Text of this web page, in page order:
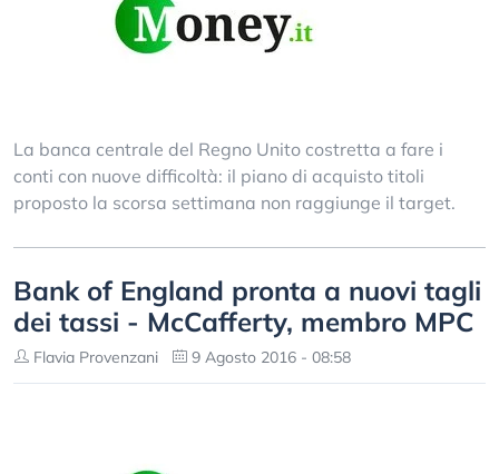
La banca centrale del Regno Unito costretta a fare i
conti con nuove difficoltà: il piano di acquisto titoli
proposto la scorsa settimana non raggiunge il target.
Bank of England pronta a nuovi tagli
dei tassi - McCafferty, membro MPC
Flavia Provenzani 9 Agosto 2016 - 08:58